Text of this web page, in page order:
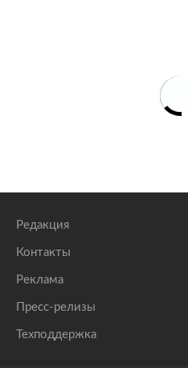
Редакция
Контакты
Реклама
Пресс-релизы
Техподдержка